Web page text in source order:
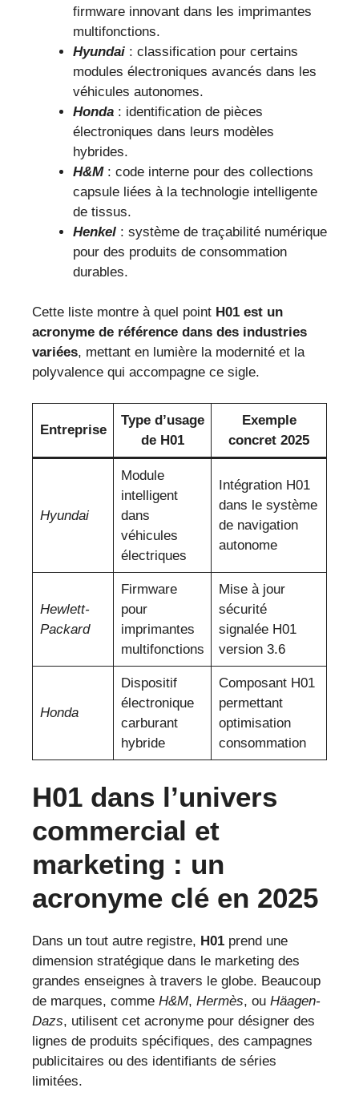
firmware innovant dans les imprimantes
multifonctions.
Hyundai : classification pour certains
modules électroniques avancés dans les
véhicules autonomes.
Honda : identification de pièces
électroniques dans leurs modèles
hybrides.
H&M: code interne pour des collections
capsule liées à la technologie intelligente
de tissus.
Henkel : système de traçabilité numérique
pour des produits de consommation
durables.
Cette liste montre à quel point H01 est un
acronyme de référence dans des industries
variées, mettant en lumière la modernité et la
polyvalence qui accompagne ce sigle.
Entreprise
Type d’usage
de H01
Exemple
concret 2025
Hyundai
Module
intelligent
dans
véhicules
électriques
Intégration H01
dans le système
de navigation
autonome
Hewlett-
Packard
Firmware
pour
imprimantes
multifonctions
Mise à jour
sécurité
signalée H01
version 3.6
Honda
Dispositif
électronique
carburant
hybride
Composant H01
permettant
optimisation
consommation
H01 dans l’univers
commercial et
marketing : un
acronyme clé en 2025
Dans un tout autre registre, H01 prend une
dimension stratégique dans le marketing des
grandes enseignes à travers le globe. Beaucoup
de marques, comme H&M, Hermès, ou Häagen-
Dazs, utilisent cet acronyme pour désigner des
lignes de produits spécifiques, des campagnes
publicitaires ou des identifiants de séries
limitées.